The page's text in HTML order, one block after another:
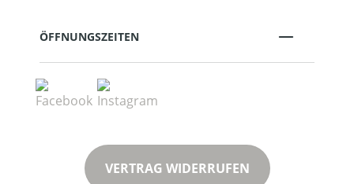
ÖFFNUNGSZEITEN
VERTRAG WIDERRUFEN